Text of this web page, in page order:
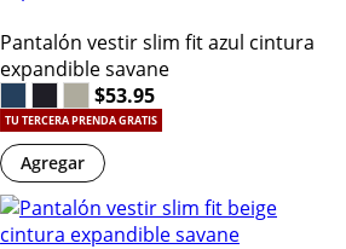
Pantalón vestir slim fit azul cintura
expandible savane
$53.95
TU TERCERA PRENDA GRATIS
Agregar